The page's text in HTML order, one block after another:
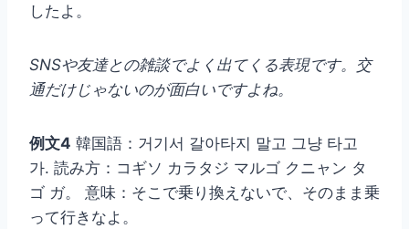
したよ。
SNSや友達との雑談でよく出てくる表現です。交
通だけじゃないのが面白いですよね。
例文4 韓国語：거기서 갈아타지 말고 그냥 타고
가. 読み方：コギソ カラタジ マルゴ クニャン タ
ゴ ガ。 意味：そこで乗り換えないで、そのまま乗
って行きなよ。